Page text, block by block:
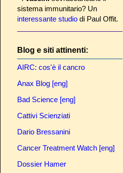
sistema immunitario? Un
interessante studio di Paul Offit.
Blog e siti attinenti:
AIRC: cos'è il cancro
Anax Blog [eng]
Bad Science [eng]
Cattivi Scienziati
Dario Bressanini
Cancer Treatment Watch [eng]
Dossier Hamer